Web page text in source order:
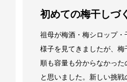
初めての梅干しづ
祖母が梅酒・梅シロップ・
様子を見てきましたが、梅
順も容量も分からなかっ
と思いました。新しい挑